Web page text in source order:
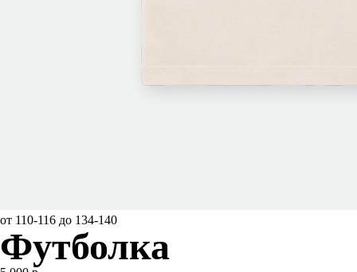
от 110-116 до 134-140
Футболка